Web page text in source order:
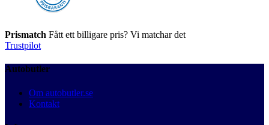
Prismatch Fått ett billigare pris? Vi matchar det
Trustpilot
Autobutler
Om autobutler.se
Kontakt